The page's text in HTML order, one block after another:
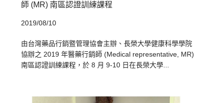
師 (MR) 南區認證訓練課程
2019/08/10
由台灣藥品行銷暨管理協會主辦、長榮大學健康科學學院
協辦之 2019 年醫藥行銷師 (Medical representative, MR)
南區認證訓練課程，於 8 月 9-10 日在長榮大學...